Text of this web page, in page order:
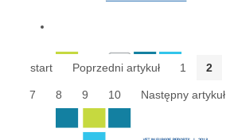
start Poprzedni artykuł 1 2
7 8 9 10 Następny artykuł